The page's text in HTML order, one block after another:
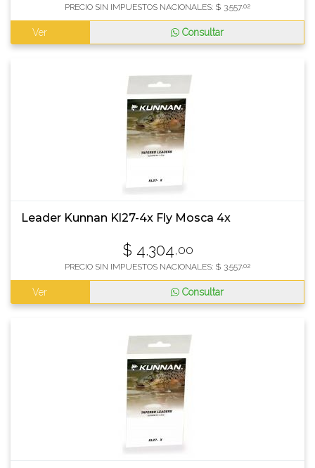
PRECIO SIN IMPUESTOS NACIONALES: $ 3.557,02
Ver Consultar
Leader Kunnan Kl27-4x Fly Mosca 4x
$ 4.304,00
PRECIO SIN IMPUESTOS NACIONALES: $ 3.557,02
Ver Consultar